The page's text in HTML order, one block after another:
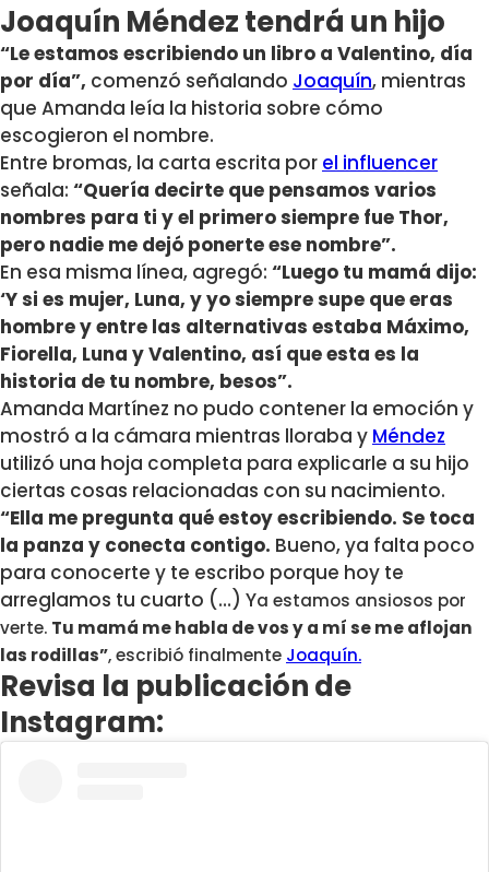
Joaquín Méndez tendrá un hijo
“Le estamos escribiendo un libro a Valentino, día
por día”, comenzó señalando Joaquín, mientras
que Amanda leía la historia sobre cómo
escogieron el nombre.
Entre bromas, la carta escrita por el influencer
señala: “Quería decirte que pensamos varios
nombres para ti y el primero siempre fue Thor,
pero nadie me dejó ponerte ese nombre”.
En esa misma línea, agregó: “Luego tu mamá dijo:
‘Y si es mujer, Luna, y yo siempre supe que eras
hombre y entre las alternativas estaba Máximo,
Fiorella, Luna y Valentino, así que esta es la
historia de tu nombre, besos”.
Amanda Martínez no pudo contener la emoción y
mostró a la cámara mientras lloraba y Méndez
utilizó una hoja completa para explicarle a su hijo
ciertas cosas relacionadas con su nacimiento.
“Ella me pregunta qué estoy escribiendo. Se toca
la panza y conecta contigo. Bueno, ya falta poco
para conocerte y te escribo porque hoy te
arreglamos tu cuarto (…) Ya estamos ansiosos por
verte. Tu mamá me habla de vos y a mí se me aflojan
las rodillas”, escribió finalmente Joaquín.
Revisa la publicación de
Instagram: